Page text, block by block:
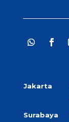
Jakarta
Surabaya